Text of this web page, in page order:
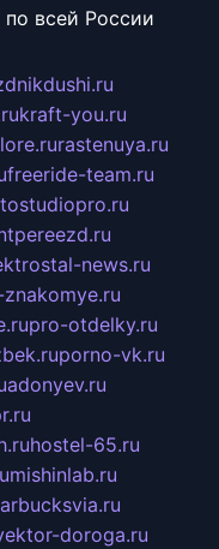
всей России
kraft-you.ru
rastenuya.ru
freeride-team.ru
news.ru
pro-otdelky.ru
porno-vk.ru
adonyev.ru
hostel-65.ru
mishinlab.ru
doroga.ru